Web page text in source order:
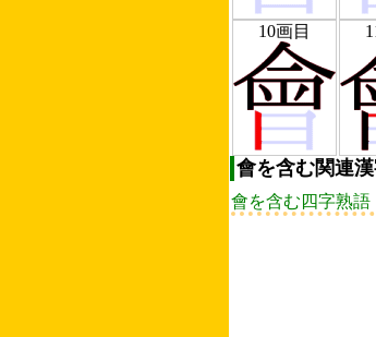
10画目
會を含む関連
會を含む四字熟語